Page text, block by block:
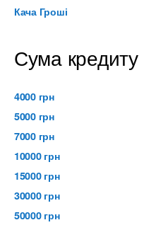
Кача Гроші
Сума кредиту
4000 грн
5000 грн
7000 грн
10000 грн
15000 грн
30000 грн
50000 грн